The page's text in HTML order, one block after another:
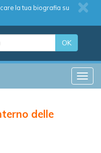
la tua biografia su
OK
delle